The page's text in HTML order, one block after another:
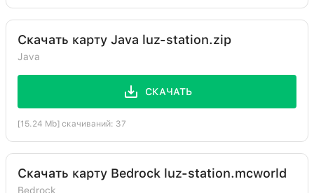
Скачать карту Java luz-station.zip
Java
СКАЧАТЬ
[15.24 Mb] скачиваний: 37
Скачать карту Bedrock luz-station.mcworld
Bedrock